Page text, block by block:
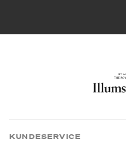
KUNDESERVICE